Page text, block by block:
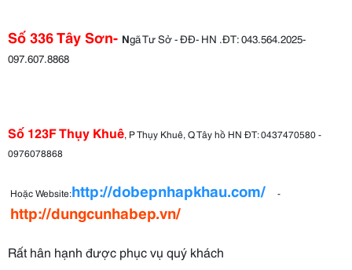
Số 336 Tây Sơn- Ngã Tư Sở - ĐĐ- HN .ĐT: 043.564.2025-
097.607.8868
Số 123F Thụy Khuê, P Thụy Khuê, Q Tây hồ HN ĐT: 0437470580 -
0976078868
Hoặc Website:http://dobepnhapkhau.com/ -
http://dungcunhabep.vn/
Rất hân hạnh được phục vụ quý khách